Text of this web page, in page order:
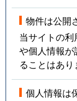
物件は公開
当サイトの
や個人情報
ることはあり
個人情報は